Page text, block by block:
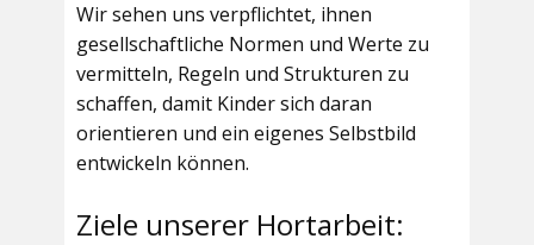
Wir sehen uns verpflichtet, ihnen
gesellschaftliche Normen und Werte zu
vermitteln, Regeln und Strukturen zu
schaffen, damit Kinder sich daran
orientieren und ein eigenes Selbstbild
entwickeln können.
Ziele unserer Hortarbeit: